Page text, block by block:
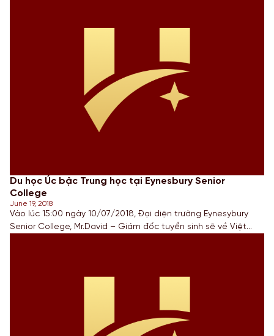
Du học Úc bậc Trung học tại Eynesbury Senior
College
June 19, 2018
Vào lúc 15:00 ngày 10/07/2018, Đại diện trường Eynesybury
Senior College, Mr.David – Giám đốc tuyển sinh sẽ về Việt